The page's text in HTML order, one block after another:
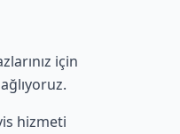
için
hizmeti